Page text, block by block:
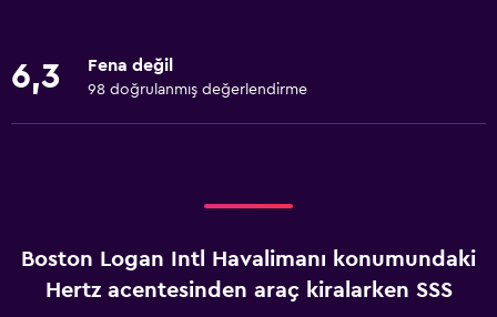
6,3 Fena değil
98 doğrulanmış değerlendirme
Boston Logan Intl Havalimanı konumundaki
Hertz acentesinden araç kiralarken SSS